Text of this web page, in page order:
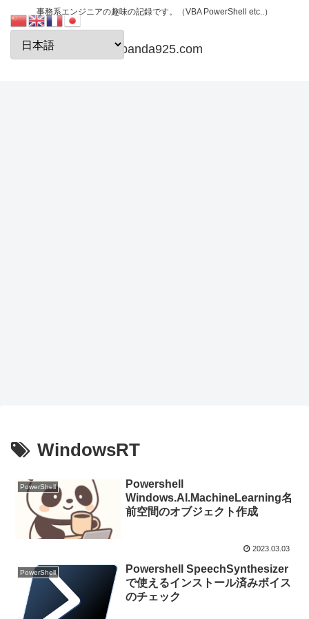
事務系エンジニアの趣味の記録です。（VBA PowerShell etc..）
papanda925.com
WindowsRT
PowerShell
Powershell
Windows.AI.MachineLearning名
前空間のオブジェクト作成
2023.03.03
PowerShell
Powershell SpeechSynthesizer
で使えるインストール済みボイス
のチェック